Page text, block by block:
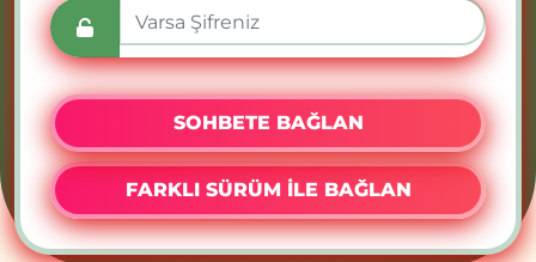
SOHBETE BAĞLAN
FARKLI SÜRÜM İLE BAĞLAN